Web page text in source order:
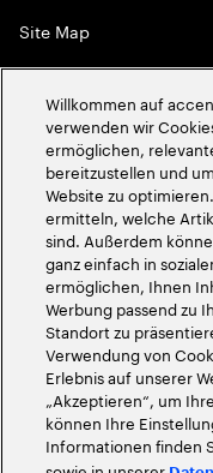
Site Map
Globale Meritokratie
2026Accenture. Alle
Willkommen auf
verwenden wir
ermöglichen,
bereitzustellen und
Website zu
ermitteln, welche
sind. Außerdem
ganz einfach in
ermöglichen, Ihnen
Werbung passend zu
Standort zu
Verwendung von
Erlebnis auf unserer
„Akzeptieren“, um
können Ihre
Informationen finden